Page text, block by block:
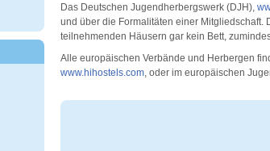
Das Deutschen Jugendherbergswerk (DJH),
und über die Formalitäten einer Mitgliedschaft.
teilnehmenden Häusern gar kein Bett,
Alle europäischen Verbände und Herbergen
www.hihostels.com, oder im europäischen